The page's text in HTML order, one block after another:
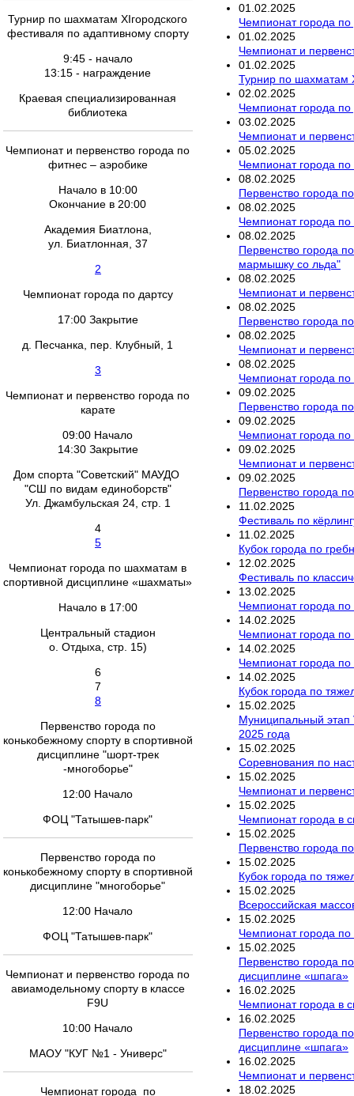
Турнир по шахматам ХIгородского
фестиваля по адаптивному спорту
9:45 - начало
13:15 - награждение
Краевая специализированная
библиотека
Чемпионат и первенство города по
фитнес – аэробике
Начало в 10:00
Окончание в 20:00
Академия Биатлона,
ул. Биатлонная, 37
2
Чемпионат города по дартсу
17:00 Закрытие
д. Песчанка, пер. Клубный, 1
3
Чемпионат и первенство города по
карате
09:00 Начало
14:30 Закрытие
Дом спорта "Советский" МАУДО
"СШ по видам единоборств"
Ул. Джамбульская 24, стр. 1
4
5
Чемпионат города по шахматам в
спортивной дисциплине «шахматы»
Начало в 17:00
Центральный стадион
о. Отдыха, стр. 15)
6
7
8
Первенство города по
конькобежному спорту в спортивной
дисциплине "шорт-трек
-многоборье"
12:00 Начало
ФОЦ "Татышев-парк"
Первенство города по
конькобежному спорту в спортивной
дисциплине "многоборье"
12:00 Начало
ФОЦ "Татышев-парк"
Чемпионат и первенство города по
авиамодельному спорту в классе
F9U
10:00 Начало
МАОУ "КУГ №1 - Универс"
Чемпионат города по
01 02 2025
Чемпионат города по
01 02 2025
Чемпионат и
01 02 2025
Турнир по шахматам
02 02 2025
Чемпионат города по
03 02 2025
Чемпионат и
05 02 2025
Чемпионат города
08 02 2025
Первенство города
08 02 2025
Чемпионат города по
08 02 2025
Первенство города
мармышку со льда"
08 02 2025
Чемпионат и
08 02 2025
Первенство города
08 02 2025
Чемпионат и
08 02 2025
Чемпионат города по
09 02 2025
Первенство города
09 02 2025
Чемпионат города
09 02 2025
Чемпионат и
09 02 2025
Первенство города
11 02 2025
Фестиваль по
11 02 2025
Кубок города по
12 02 2025
Фестиваль по
13 02 2025
Чемпионат города
14 02 2025
Чемпионат города
14 02 2025
Чемпионат города по
14 02 2025
Кубок города по
15 02 2025
Муниципальный этап
2025 года
15 02 2025
Соревнования по
15 02 2025
Чемпионат и
15 02 2025
Чемпионат города в
15 02 2025
Первенство города
15 02 2025
Кубок города по
15 02 2025
Всероссийская
15 02 2025
Чемпионат города по
15 02 2025
Первенство города
дисциплине «шпага»
16 02 2025
Чемпионат города в
16 02 2025
Первенство города
дисциплине «шпага»
16 02 2025
Чемпионат и
18 02 2025